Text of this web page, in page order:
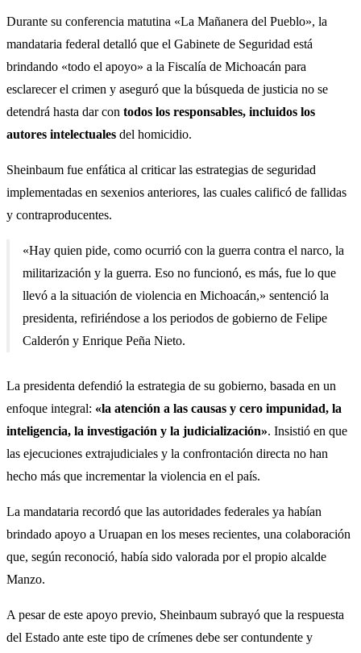
Durante su conferencia matutina «La Mañanera del Pueblo», la
mandataria federal detalló que el Gabinete de Seguridad está
brindando «todo el apoyo» a la Fiscalía de Michoacán para
esclarecer el crimen y aseguró que la búsqueda de justicia no se
detendrá hasta dar con todos los responsables, incluidos los
autores intelectuales del homicidio.
Sheinbaum fue enfática al criticar las estrategias de seguridad
implementadas en sexenios anteriores, las cuales calificó de fallidas
y contraproducentes.
«Hay quien pide, como ocurrió con la guerra contra el narco, la
militarización y la guerra. Eso no funcionó, es más, fue lo que
llevó a la situación de violencia en Michoacán,» sentenció la
presidenta, refiriéndose a los periodos de gobierno de Felipe
Calderón y Enrique Peña Nieto.
La presidenta defendió la estrategia de su gobierno, basada en un
enfoque integral: «la atención a las causas y cero impunidad, la
inteligencia, la investigación y la judicialización». Insistió en que
las ejecuciones extrajudiciales y la confrontación directa no han
hecho más que incrementar la violencia en el país.
La mandataria recordó que las autoridades federales ya habían
brindado apoyo a Uruapan en los meses recientes, una colaboración
que, según reconoció, había sido valorada por el propio alcalde
Manzo.
A pesar de este apoyo previo, Sheinbaum subrayó que la respuesta
del Estado ante este tipo de crímenes debe ser contundente y